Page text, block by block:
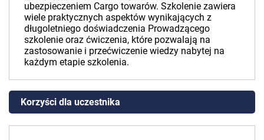
ubezpieczeniem Cargo towarów. Szkolenie zawiera
wiele praktycznych aspektów wynikających z
długoletniego doświadczenia Prowadzącego
szkolenie oraz ćwiczenia, które pozwalają na
zastosowanie i przećwiczenie wiedzy nabytej na
każdym etapie szkolenia.
Korzyści dla uczestnika